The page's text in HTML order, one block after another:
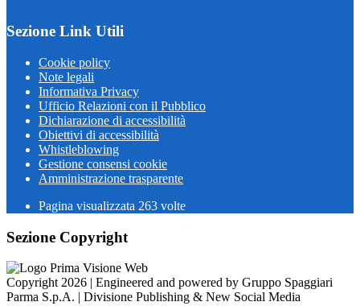
Sezione Link Utili
Cookie policy
Note legali
Informativa Privacy
Ufficio Relazioni con il Pubblico
Dichiarazione di accessibilità
Obiettivi di accessibilità
Whistleblowing
Gestione consensi cookie
Amministrazione trasparente
Pagina visualizzata 263 volte
Sezione Copyright
Copyright 2026 | Engineered and powered by Gruppo Spaggiari
Parma S.p.A. | Divisione Publishing & New Social Media